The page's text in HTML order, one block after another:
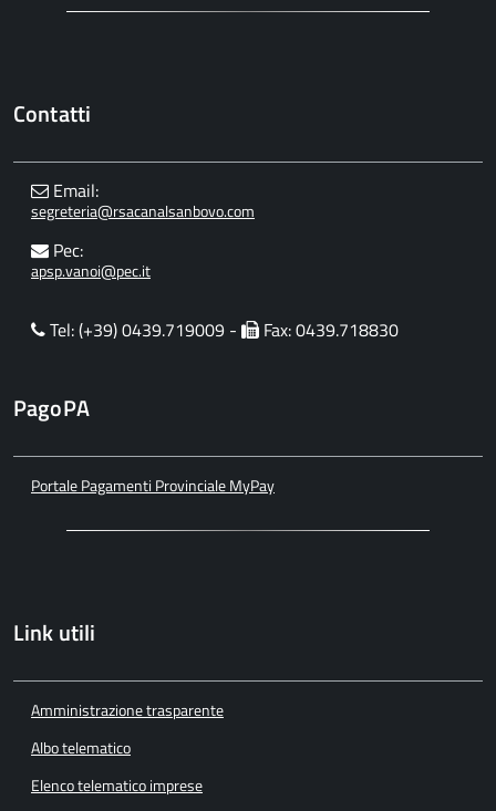
Contatti
Email:
segreteria@rsacanalsanbovo.com
Pec:
apsp.vanoi@pec.it
Tel: (+39) 0439.719009 - Fax: 0439.718830
PagoPA
Portale Pagamenti Provinciale MyPay
Link utili
Amministrazione trasparente
Albo telematico
Elenco telematico imprese